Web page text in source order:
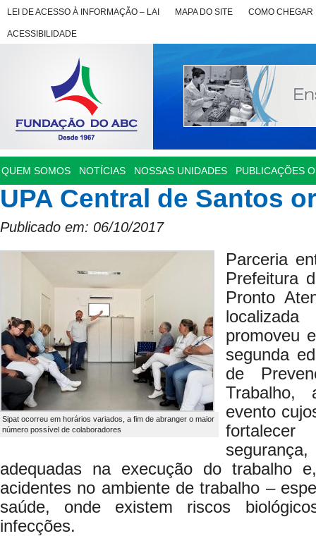
LEI DE ACESSO À INFORMAÇÃO – LAI MAPA DO SITE COMO CHEGAR
ACESSIBILIDADE
QUEM SOMOS NOTÍCIAS NOSSAS UNIDADES PUBLICAÇÕES
UPA Central de Santos
Publicado em: 06/10/2017
Sipat ocorreu em horários variados, a fim de abranger o maior
número possível de colaboradores
Parceria
Prefeitura
Pronto
promoveu
segunda
de
Trabalho,
evento
adequadas na execução do trabalho
acidentes no ambiente de trabalho –
saúde, onde existem riscos
infecções.